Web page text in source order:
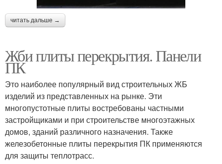
читать дальше →
Жби плиты перекрытия. Панели
ПК
Это наиболее популярный вид строительных ЖБ
изделий из представленных на рынке. Эти
многопустотные плиты востребованы частными
застройщиками и при строительстве многоэтажных
домов, зданий различного назначения. Также
железобетонные плиты перекрытия ПК применяются
для защиты теплотрасс.